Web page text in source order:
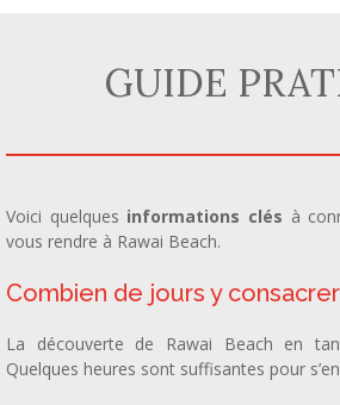
GUIDE
Voici quelques informations clés à
vous rendre à Rawai Beach.
Combien de jours y
La découverte de Rawai Beach en
Quelques heures sont suffisantes pour